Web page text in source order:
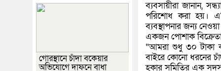
ব্যবসায়ীরা জানান,
পরিশোধ করা হয়।
ব্যবস্থাপনার জন্য
একজন পোশাক
“আমরা শুধু ৩০ টাকা
বাইরে কোনো ধরনের
হকার সমিতির এক
গোরস্থানে চাঁদা বকেয়ার
অভিযোগে দাফনে বাধা